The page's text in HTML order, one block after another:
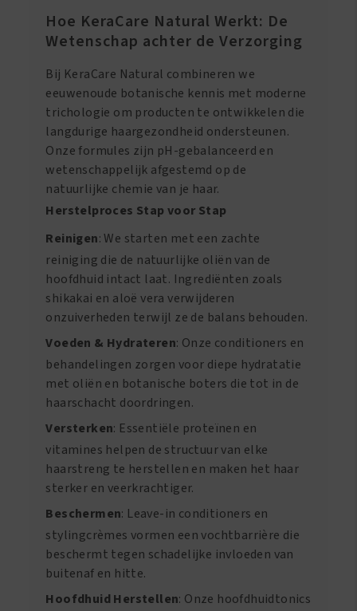
Hoe KeraCare Natural Werkt: De
Wetenschap achter de Verzorging
Bij KeraCare Natural combineren we
eeuwenoude botanische kennis met moderne
trichologie om producten te ontwikkelen die
langdurige haargezondheid ondersteunen.
Onze formules zijn pH-gebalanceerd en
wetenschappelijk afgestemd op de
natuurlijke chemie van je haar.
Herstelproces Stap voor Stap
Reinigen: We starten met een zachte
reiniging die de natuurlijke oliën van de
hoofdhuid intact laat. Ingrediënten zoals
shikakai en aloë vera verwijderen
onzuiverheden terwijl ze de balans behouden.
Voeden & Hydrateren: Onze conditioners en
behandelingen zorgen voor diepe hydratatie
met oliën en botanische boters die tot in de
haarschacht doordringen.
Versterken: Essentiële proteïnen en
vitamines helpen de structuur van elke
haarstreng te herstellen en maken het haar
sterker en veerkrachtiger.
Beschermen: Leave-in conditioners en
stylingcrèmes vormen een vochtbarrière die
beschermt tegen schadelijke invloeden van
buitenaf en hitte.
Hoofdhuid Herstellen: Onze hoofdhuidtonics